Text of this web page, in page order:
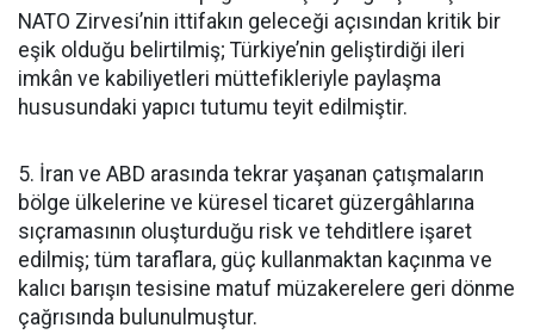
NATO Zirvesi’nin ittifakın geleceği açısından kritik bir
eşik olduğu belirtilmiş; Türkiye’nin geliştirdiği ileri
imkân ve kabiliyetleri müttefikleriyle paylaşma
hususundaki yapıcı tutumu teyit edilmiştir.
5. İran ve ABD arasında tekrar yaşanan çatışmaların
bölge ülkelerine ve küresel ticaret güzergâhlarına
sıçramasının oluşturduğu risk ve tehditlere işaret
edilmiş; tüm taraflara, güç kullanmaktan kaçınma ve
kalıcı barışın tesisine matuf müzakerelere geri dönme
çağrısında bulunulmuştur.